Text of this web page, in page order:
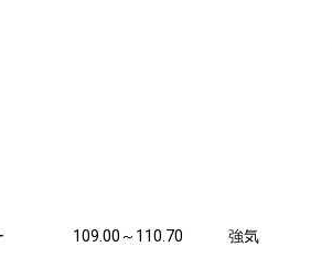
109.00～110.70 強気